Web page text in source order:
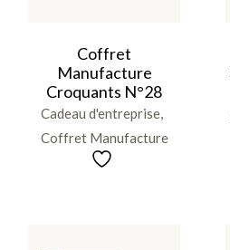
Coffret
Manufacture
Croquants N°28
Cadeau d'entreprise
Coffret Manufacture